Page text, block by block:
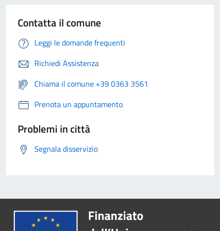
Contatta il comune
Leggi le domande frequenti
Richiedi Assistenza
Chiama il comune +39 0363 3561
Prenota un appuntamento
Problemi in città
Segnala disservizio